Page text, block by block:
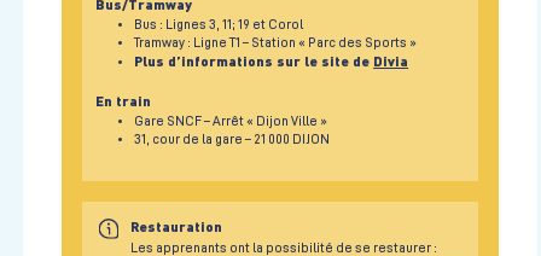
Bus/Tramway
Bus : Lignes 3, 11; 19 et Corol
Tramway : Ligne T1 – Station « Parc des Sports »
Plus d’informations sur le site de Divia
En train
Gare SNCF – Arrêt « Dijon Ville »
31, cour de la gare – 21 000 DIJON
Restauration
Les apprenants ont la possibilité de se restaurer :